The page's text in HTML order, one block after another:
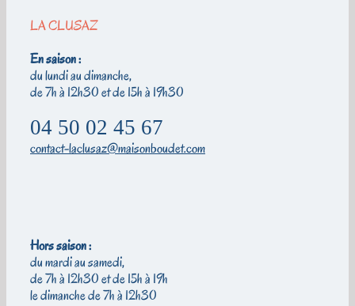
LA CLUSAZ
En saison :
du lundi au dimanche,
de 7h à 12h30 et de 15h à 19h30
04 50 02 45 67
contact-laclusaz@maisonboudet.com
Hors saison :
du mardi au samedi,
de 7h à 12h30 et de 15h à 19h
le dimanche de 7h à 12h30